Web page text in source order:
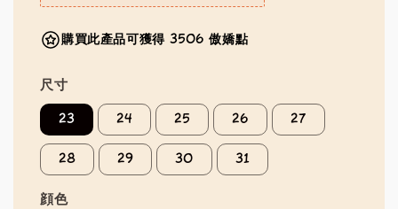
購買此產品可獲得 3506 傲嬌點
尺寸
23 24 25 26 27
28 29 30 31
顔色